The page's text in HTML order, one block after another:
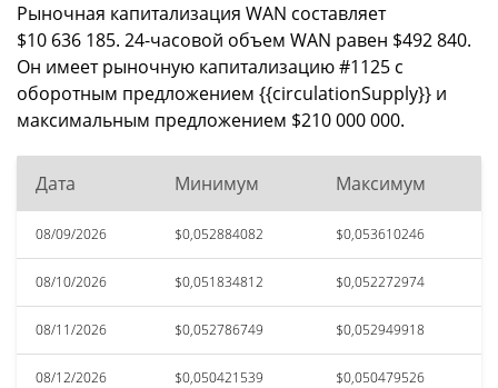
Рыночная капитализация WAN составляет
$10 636 185. 24-часовой объем WAN равен $492 840.
Он имеет рыночную капитализацию #1125 с
оборотным предложением {{circulationSupply}} и
максимальным предложением $210 000 000.
Дата Минимум Максимум
08/09/2026 $0,052884082 $0,053610246
08/10/2026 $0,051834812 $0,052272974
08/11/2026 $0,052786749 $0,052949918
08/12/2026 $0,050421539 $0,050479526